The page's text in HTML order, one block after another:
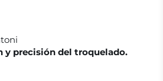
y precisión del troquelado.